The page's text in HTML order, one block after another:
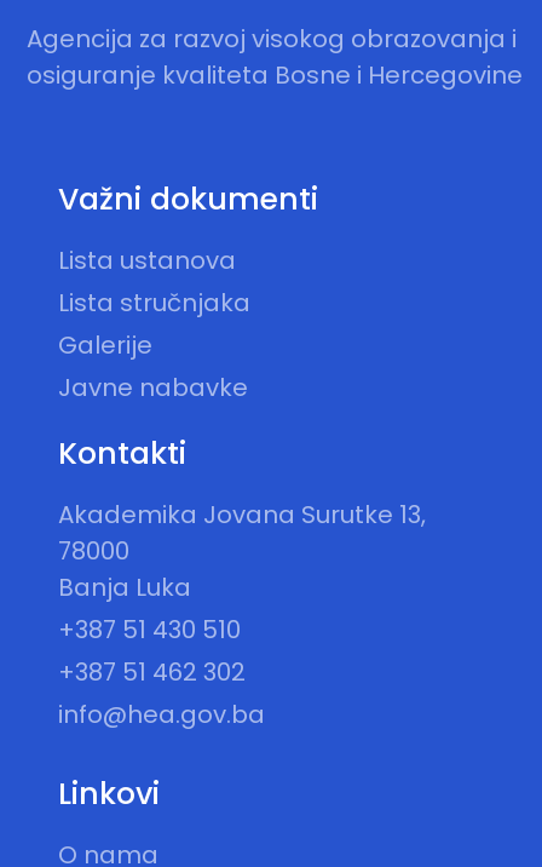
Agencija za razvoj visokog obrazovanja i
osiguranje kvaliteta Bosne i Hercegovine
Važni dokumenti
Lista ustanova
Lista stručnjaka
Galerije
Javne nabavke
Kontakti
Akademika Jovana Surutke 13,
78000
Banja Luka
+387 51 430 510
+387 51 462 302
info@hea.gov.ba
Linkovi
O nama